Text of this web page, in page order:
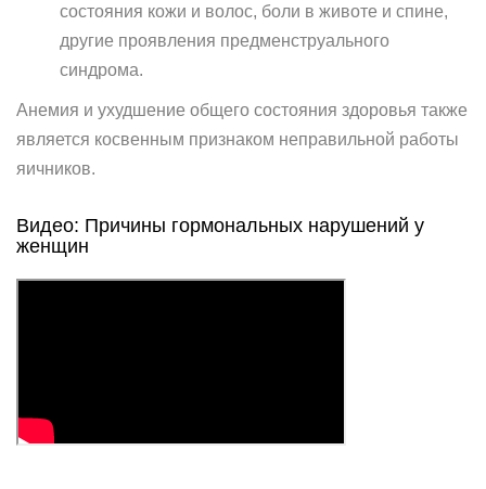
состояния кожи и волос, боли в животе и спине,
другие проявления предменструального
синдрома.
Анемия и ухудшение общего состояния здоровья также
является косвенным признаком неправильной работы
яичников.
Видео: Причины гормональных нарушений у
женщин